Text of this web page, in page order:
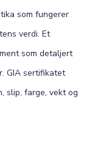
som fungerer
verdi. Et
som detaljert
GIA sertifikatet
slip, farge, vekt og